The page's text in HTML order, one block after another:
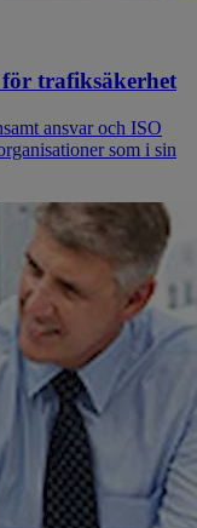
för trafiksäkerhet
ansvar och ISO
som i sin